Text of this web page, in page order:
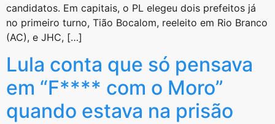
candidatos. Em capitais, o PL elegeu dois prefeitos já
no primeiro turno, Tião Bocalom, reeleito em Rio Branco
(AC), e JHC, […]
Lula conta que só pensava
em “F**** com o Moro”
quando estava na prisão